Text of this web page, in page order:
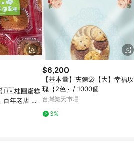
🇹🇼桂圓蛋糕
百年老店 素
台中伴手
$6,200
【基本量】夾鍊袋【大】幸福玫
瑰｛2色｝/ 1000個
台灣樂天市場
3%